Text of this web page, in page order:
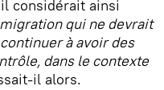
considérait ainsi
qui ne devrait
à avoir des
dans le contexte
il alors.